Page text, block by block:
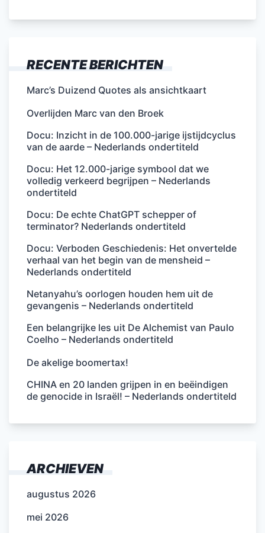
RECENTE BERICHTEN
Marc’s Duizend Quotes als ansichtkaart
Overlijden Marc van den Broek
Docu: Inzicht in de 100.000-jarige ijstijdcyclus
van de aarde – Nederlands ondertiteld
Docu: Het 12.000-jarige symbool dat we
volledig verkeerd begrijpen – Nederlands
ondertiteld
Docu: De echte ChatGPT schepper of
terminator? Nederlands ondertiteld
Docu: Verboden Geschiedenis: Het onvertelde
verhaal van het begin van de mensheid –
Nederlands ondertiteld
Netanyahu’s oorlogen houden hem uit de
gevangenis – Nederlands ondertiteld
Een belangrijke les uit De Alchemist van Paulo
Coelho – Nederlands ondertiteld
De akelige boomertax!
CHINA en 20 landen grijpen in en beëindigen
de genocide in Israël! – Nederlands ondertiteld
ARCHIEVEN
augustus 2026
mei 2026